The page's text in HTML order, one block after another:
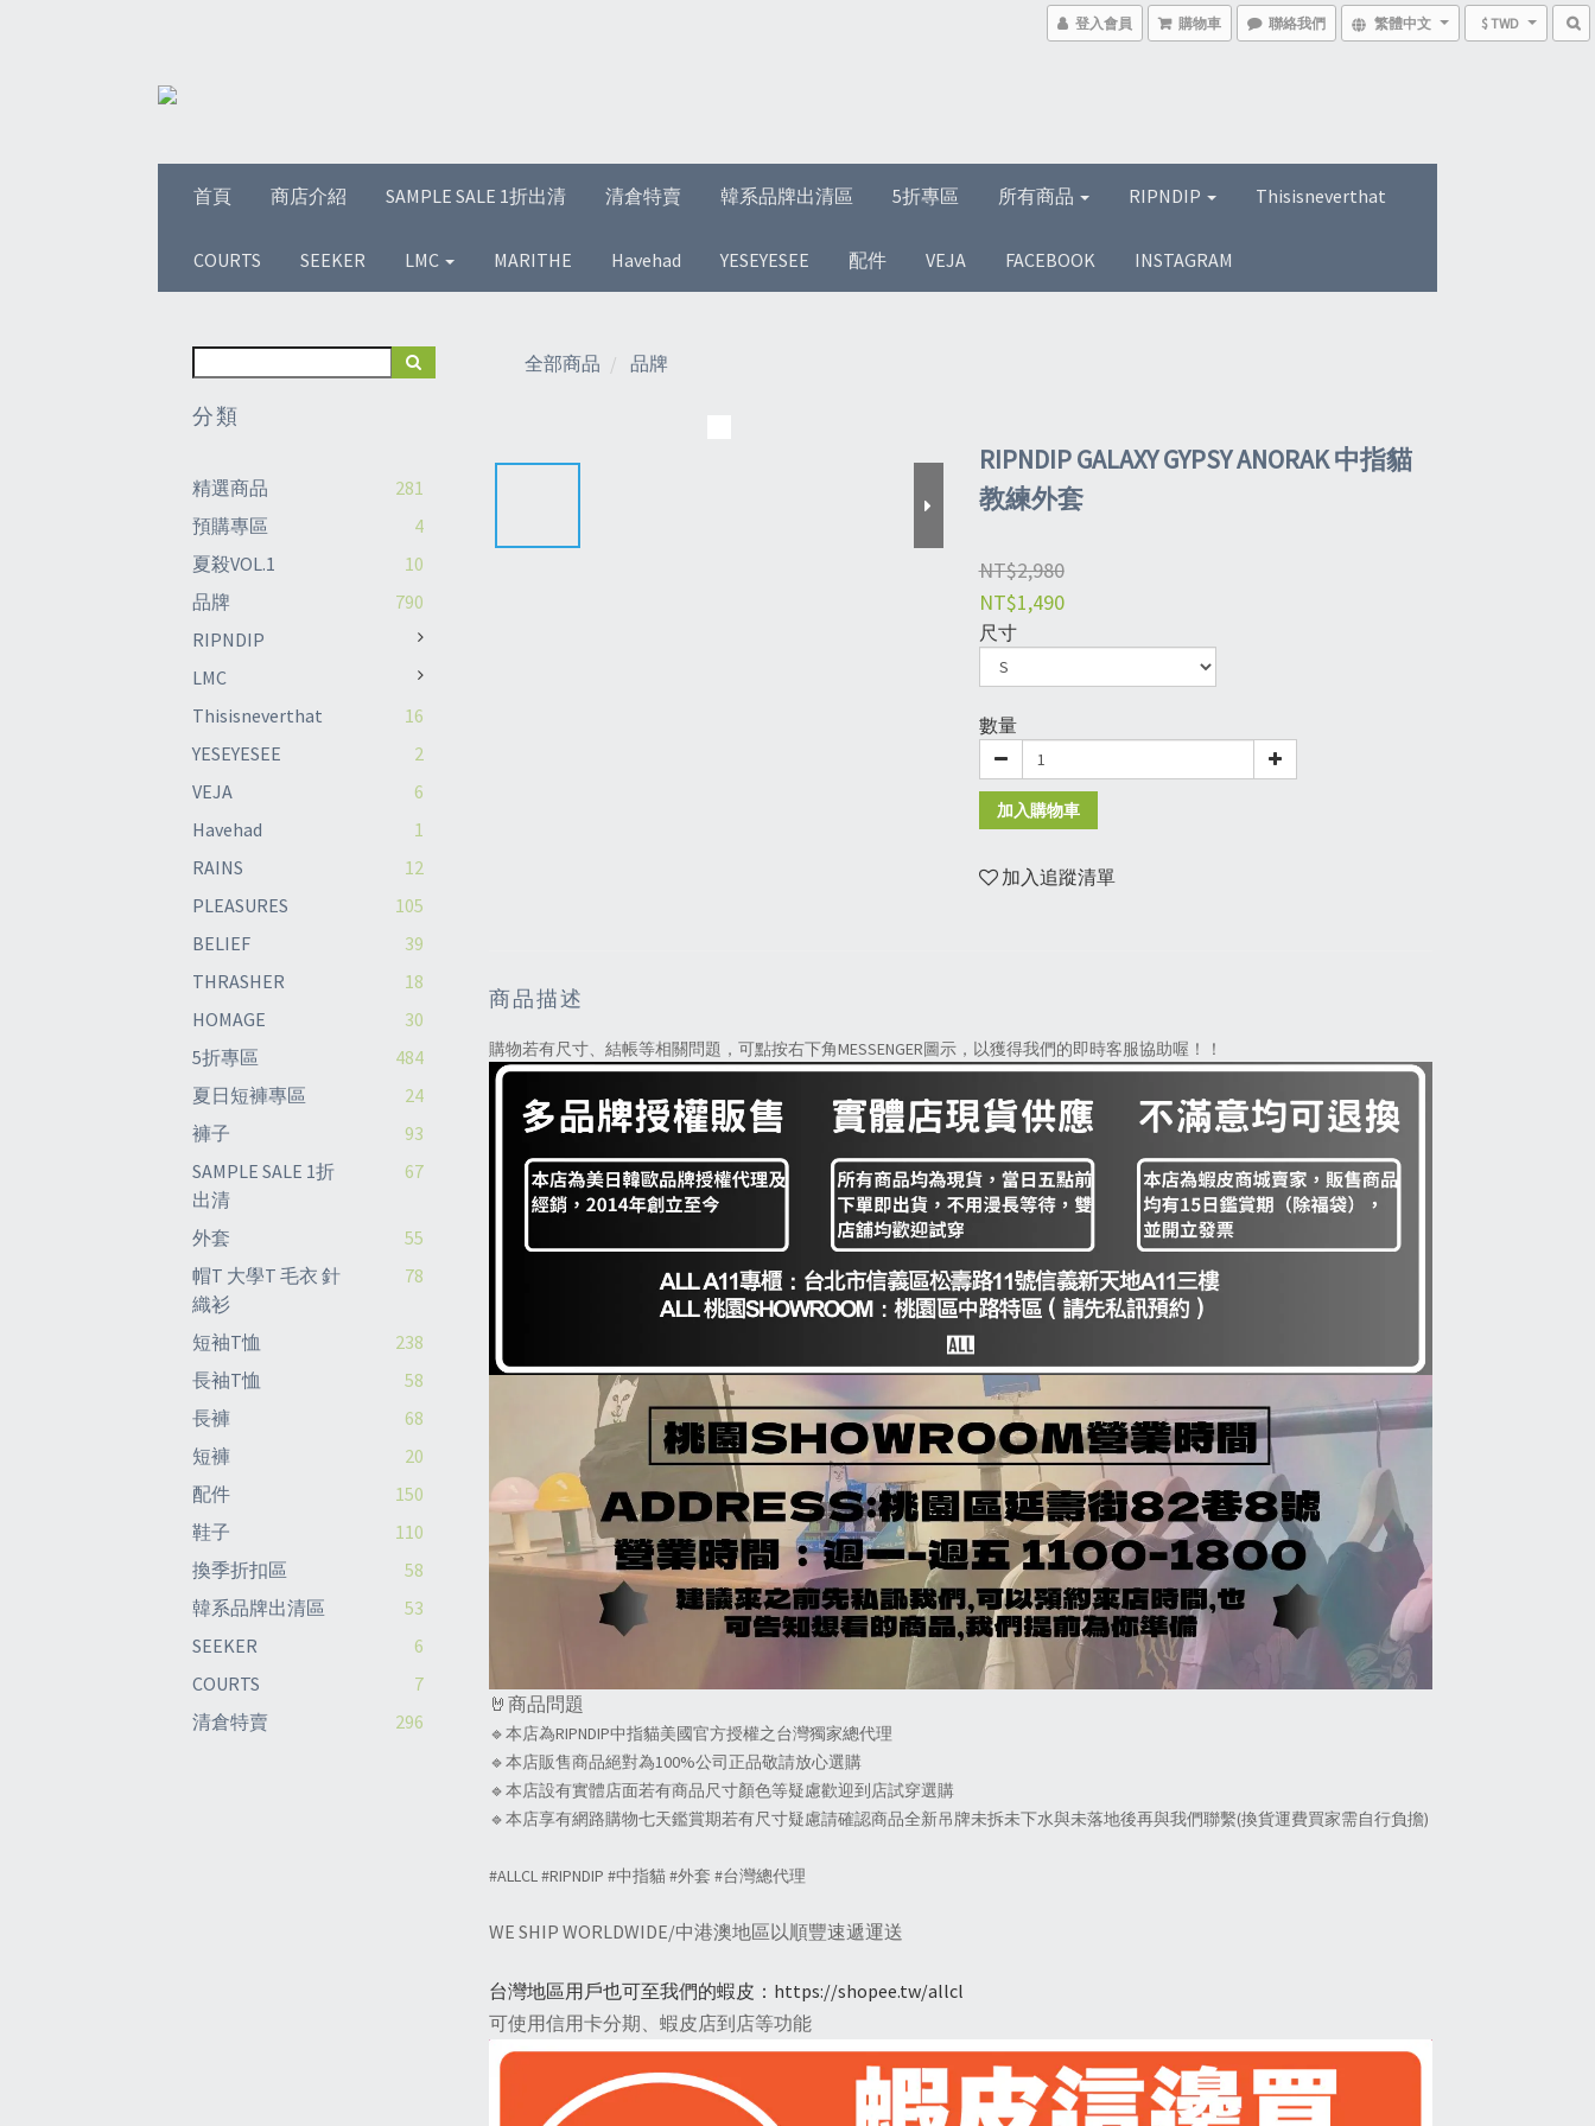
登入會員 購物車 聯絡我們 繁體中文 $ TWD
首頁 商店介紹 SAMPLE SALE 1折出清 清倉特賣 韓系品牌出清區 5折專區 所有商品 RIPNDIP Thisisneverthat
COURTS SEEKER LMC MARITHE Havehad YESEYESEE 配件 VEJA FACEBOOK INSTAGRAM
分類
精選商品
281
預購專區
4
夏殺VOL.1
10
品牌
790
RIPNDIP
LMC
Thisisneverthat
16
YESEYESEE
2
VEJA
6
Havehad
1
RAINS
12
PLEASURES
105
BELIEF
39
THRASHER
18
HOMAGE
30
5折專區
484
夏日短褲專區
24
褲子
93
SAMPLE SALE 1折
出清
67
外套
55
帽T 大學T 毛衣 針
織衫
78
短袖T恤
238
長袖T恤
58
長褲
68
短褲
20
配件
150
鞋子
110
換季折扣區
58
韓系品牌出清區
53
SEEKER
6
COURTS
7
清倉特賣
296
全部商品 品牌
RIPNDIP GALAXY GYPSY ANORAK 中指貓
教練外套
NT$2,980
NT$1,490
尺寸
數量
加入購物車
加入追蹤清單
商品描述
購物若有尺寸、結帳等相關問題，可點按右下角MESSENGER圖示，以獲得我們的即時客服協助喔！！
🤘商品問題
🔹本店為RIPNDIP中指貓美國官方授權之台灣獨家總代理
🔹本店販售商品絕對為100%公司正品敬請放心選購
🔹本店設有實體店面若有商品尺寸顏色等疑慮歡迎到店試穿選購
🔹本店享有網路購物七天鑑賞期若有尺寸疑慮請確認商品全新吊牌未拆未下水與未落地後再與我們聯繫(換貨運費買家需自行負擔)
#ALLCL #RIPNDIP #中指貓 #外套 #台灣總代理
WE SHIP WORLDWIDE/中港澳地區以順豐速遞運送
台灣地區用戶也可至我們的蝦皮： https://shopee.tw/allcl
可使用信用卡分期、蝦皮店到店等功能